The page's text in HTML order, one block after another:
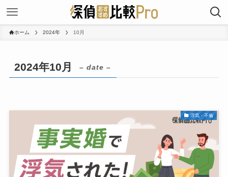
ホーム 2024年 10月
2024年10月 – date –
浮気・不倫